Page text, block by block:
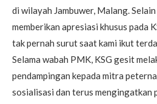
di wilayah Jambuwer, Malang.
memberikan apresiasi khusus pada
tak pernah surut saat kami ikut
Selama wabah PMK, KSG gesit
pendampingan kepada mitra
sosialisasi dan terus mengingatkan